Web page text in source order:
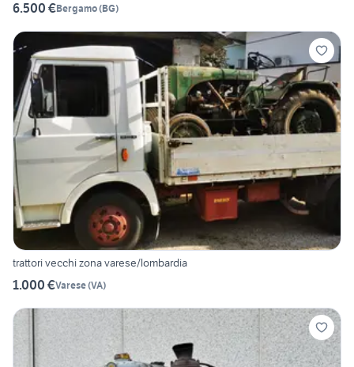
6.500 €Bergamo(BG)
trattori vecchi zona varese/lombardia
1.000 €Varese(VA)